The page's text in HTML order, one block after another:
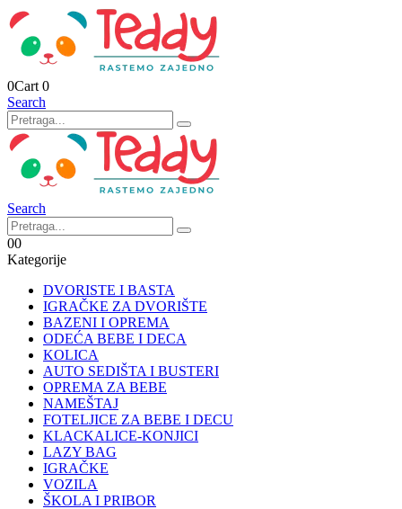
0Cart 0
Search
Search
00
Kategorije
DVORISTE I BASTA
IGRAČKE ZA DVORIŠTE
BAZENI I OPREMA
ODEĆA BEBE I DECA
KOLICA
AUTO SEDIŠTA I BUSTERI
OPREMA ZA BEBE
NAMEŠTAJ
FOTELJICE ZA BEBE I DECU
KLACKALICE-KONJICI
LAZY BAG
IGRAČKE
VOZILA
ŠKOLA I PRIBOR